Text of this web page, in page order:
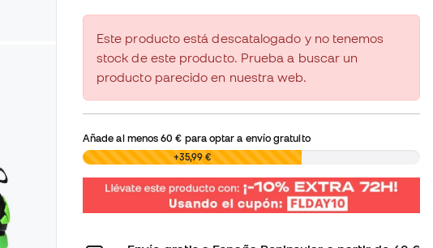
Este producto está descatalogado y no tenemos
stock de este producto. Prueba a buscar un
producto parecido en nuestra web.
Añade al menos60 € para optar a envío gratuito
0,00 € +35,99 €